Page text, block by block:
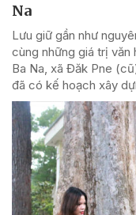
Na
Lưu giữ gần như
cùng những giá trị
Ba Na, xã Đăk Pne
đã có kế hoạch xây